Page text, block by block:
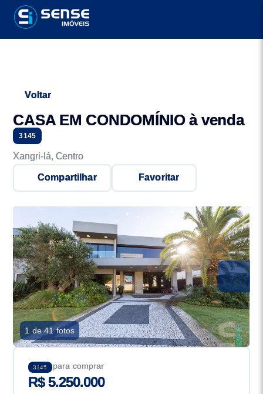
Voltar
CASA EM CONDOMÍNIO à venda
3145
Xangri-lá, Centro
Compartilhar Favoritar
1 de 41 fotos
3145
Preço para comprar
R$ 5.250.000